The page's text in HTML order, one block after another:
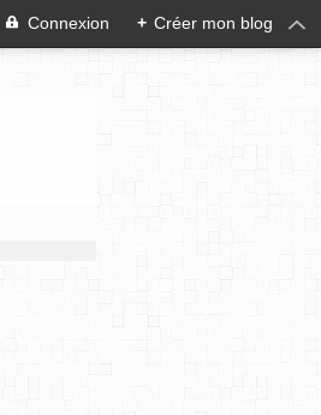
Connexion + Créer mon blog